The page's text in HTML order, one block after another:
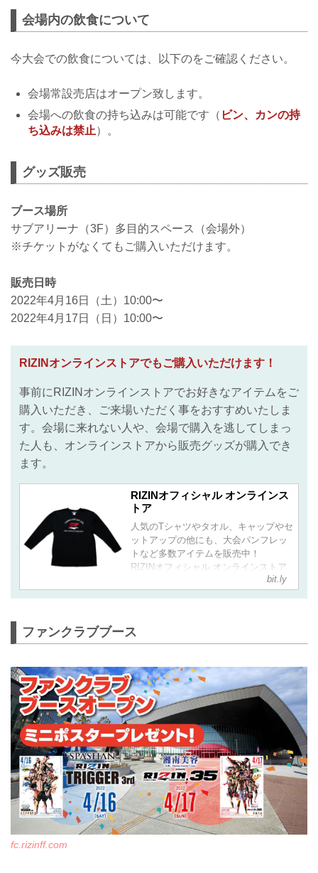
会場内の飲食について
今大会での飲食については、以下のをご確認ください。
会場常設売店はオープン致します。
会場への飲食の持ち込みは可能です（ ビン、カンの持
ち込みは禁止）。
グッズ販売
ブース場所
サブアリーナ（3F）多目的スペース（会場外）
※チケットがなくてもご購入いただけます。
販売日時
2022年4月16日（土）10:00〜
2022年4月17日（日）10:00〜
RIZINオンラインストアでもご購入いただけます！
事前にRIZINオンラインストアでお好きなアイテムをご
購入いただき、ご来場いただく事をおすすめいたしま
す。会場に来れない人や、会場で購入を逃してしまっ
た人も、オンラインストアから販売グッズが購入でき
ます。
RIZINオフィシャル オンラインス
トア
人気のTシャツやタオル、キャップやセ
ットアップの他にも、大会パンフレッ
トなど多数アイテムを販売中！
RIZINオフィシャル オンラインストア
bit.ly
ファンクラブブース
fc.rizinff.com